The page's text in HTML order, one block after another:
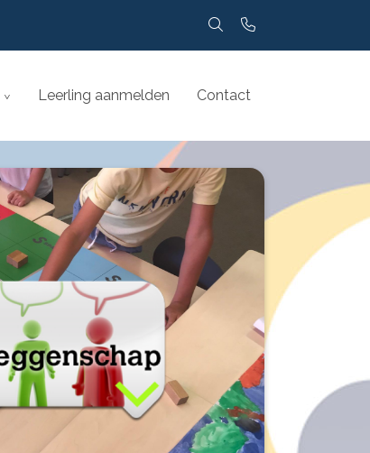
Leerling aanmelden Contact